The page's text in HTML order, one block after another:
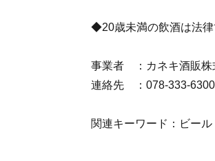
◆20歳未満の飲酒は法
事業者 ：カネキ酒販株
連絡先 ：078-333-6300
関連キーワード：ビー